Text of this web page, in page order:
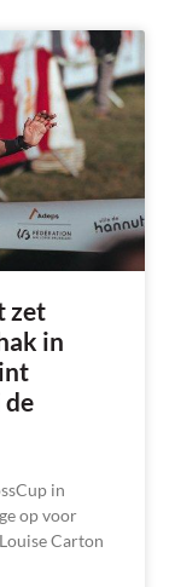
zet
in
de
in
op voor
Carton